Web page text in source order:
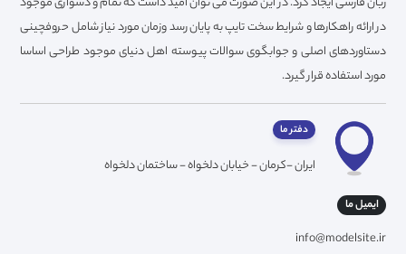
در ارائه راهکارها و شرایط سخت تایپ به پایان رسد وزمان مورد نیاز شامل حروفچینی
دستاوردهای اصلی و جوابگوی سوالات پیوسته اهل دنیای موجود طراحی اساسا
مورد استفاده قرار گیرد.
دفتر ما
ایران -کرمان - خیابان دلخواه - ساختمان دلخواه
ایمیل ما
info@modelsite.ir